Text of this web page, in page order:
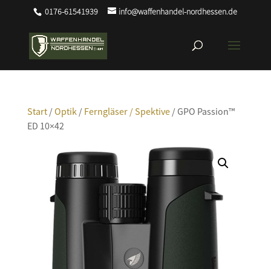
0176-61541939 info@waffenhandel-nordhessen.de
Start/Optik/ Ferngläser / Spektive/ GPO Passion™
ED 10×42